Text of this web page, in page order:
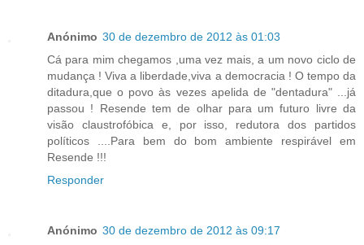
Anónimo 30 de dezembro de 2012 às 01:03
Cá para mim chegamos ,uma vez mais, a um novo ciclo de
mudança ! Viva a liberdade,viva a democracia ! O tempo da
ditadura,que o povo às vezes apelida de "dentadura" ...já
passou ! Resende tem de olhar para um futuro livre da
visão claustrofóbica e, por isso, redutora dos partidos
políticos ....Para bem do bom ambiente respirável em
Resende !!!
Responder
Anónimo 30 de dezembro de 2012 às 09:17